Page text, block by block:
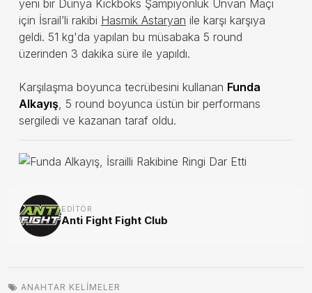
yeni bir Dünya Kickboks Şampiyonluk Ünvan Maçı
için İsrail’li rakibi Hasmik Astaryan ile karşı karşıya
geldi. 51 kg'da yapılan bu müsabaka 5 round
üzerinden 3 dakika süre ile yapıldı.
Karşılaşma boyunca tecrübesini kullanan Funda
Alkayış, 5 round boyunca üstün bir performans
sergiledi ve kazanan taraf oldu.
EDITÖR
Anti Fight Fight Club
ANAHTAR KELIMELER